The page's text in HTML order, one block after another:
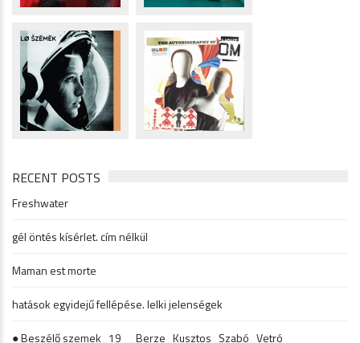
RECENT POSTS
Freshwater
gél öntés kísérlet. cím nélkül
Maman est morte
hatások egyidejű fellépése. lelki jelenségek
● Beszélő szemek_19__Berze_Kusztos_Szabó_Vetró